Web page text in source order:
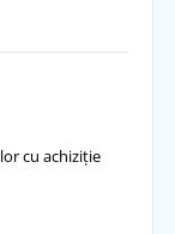
cu achiziție